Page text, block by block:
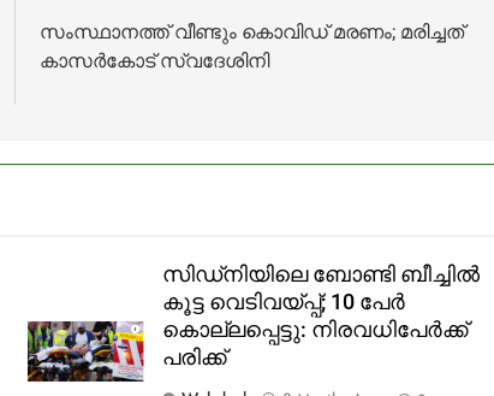
എത്തണം
സംസ്ഥാനത്ത് വീണ്ടും കൊവിഡ് മരണം; മരിച്ചത്
കാസർകോട് സ്വദേശിനി
സിഡ്‌നിയിലെ ബോണ്ടി ബീച്ചിൽ
കൂട്ട വെടിവയ്പ്പ്; 10 പേർ
കൊല്ലപ്പെട്ടു: നിരവധിപേർക്ക്
പരിക്ക്